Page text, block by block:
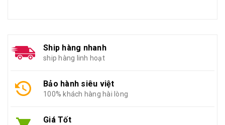
Ship hàng nhanh
ship hàng linh hoạt
Bảo hành siêu việt
100% khách hàng hài lòng
Giá Tốt